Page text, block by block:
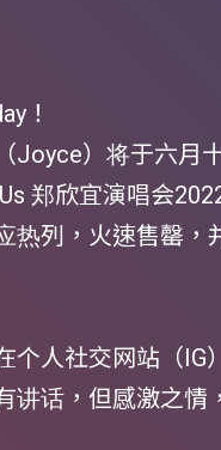
！
Joyce）将于六月
郑欣宜演唱会
热列，火速售罄，
个人社交网站（IG
讲话，但感激之情